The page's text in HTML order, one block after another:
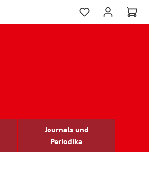
Journals und
Periodika